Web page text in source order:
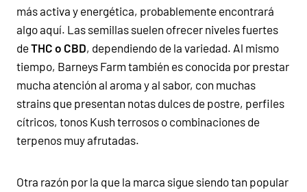
más activa y energética, probablemente encontrará
algo aquí. Las semillas suelen ofrecer niveles fuertes
deTHC o CBD, dependiendo de la variedad. Al mismo
tiempo, Barneys Farm también es conocida por prestar
mucha atención al aroma y al sabor, con muchas
strains que presentan notas dulces de postre, perfiles
cítricos, tonos Kush terrosos o combinaciones de
terpenos muy afrutadas.
Otra razón por la que la marca sigue siendo tan popular